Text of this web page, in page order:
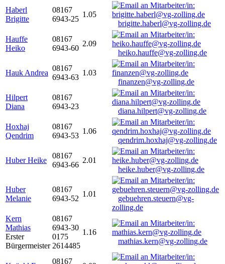
Haberl
Brigitte
08167
6943-25
1.05
brigitte.haberl@vg-zolling.de
Hauffe
Heiko
08167
6943-60
2.09
heiko.hauffe@vg-zolling.de
Hauk Andrea
08167
6943-63
1.03
finanzen@vg-zolling.de
Hilpert
Diana
08167
6943-23
diana.hilpert@vg-zolling.de
Hoxhaj
Qendrim
08167
6943-53
1.06
qendrim.hoxhaj@vg-zolling.de
Huber Heike
08167
6943-66
2.01
heike.huber@vg-zolling.de
Huber
Melanie
08167
6943-52
1.01
gebuehren.steuern@vg-
zolling.de
Kern
Mathias
Erster
Bürgermeister
08167
6943-30
0175
2614485
1.16
mathias.kern@vg-zolling.de
08167